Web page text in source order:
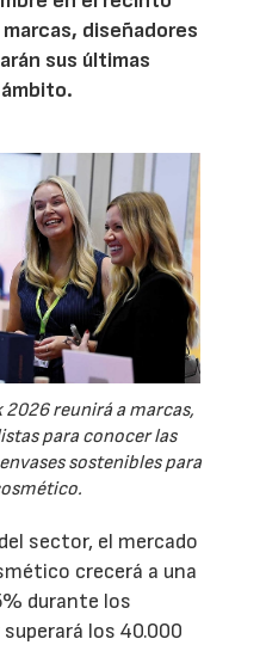
diseñadores
sus últimas
2026 reunirá a marcas,
para conocer las
sostenibles para
sector, el mercado
crecerá a una
durante los
los 40.000